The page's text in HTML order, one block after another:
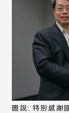
圖說: 特別感謝